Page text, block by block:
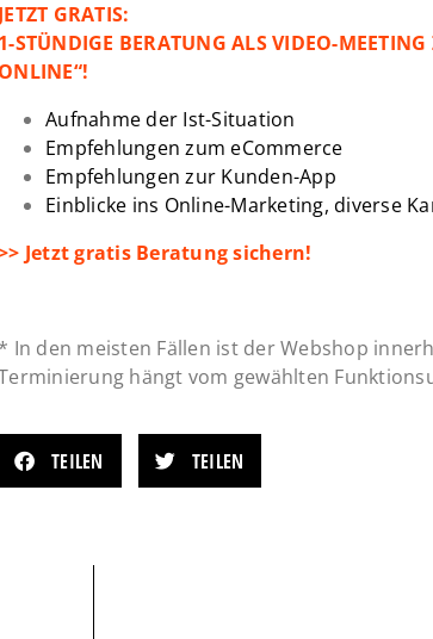
JETZT GRATIS:
1-STÜNDIGE BERATUNG ALS VIDEO-
ONLINE“!
Aufnahme der Ist-Situation
Empfehlungen zum eCommerce
Empfehlungen zur Kunden-App
Einblicke ins Online-Marketing, diverse
Jetzt gratis Beratung sichern!
* In den meisten Fällen ist der Webshop
hängt vom gewählten
TEILEN TEILEN